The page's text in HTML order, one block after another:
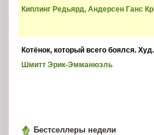
Киплинг Редьярд, Андерсен Ганс
Котёнок, который всего боялся.
Шмитт Эрик-Эмманюэль
Бестселлеры недели